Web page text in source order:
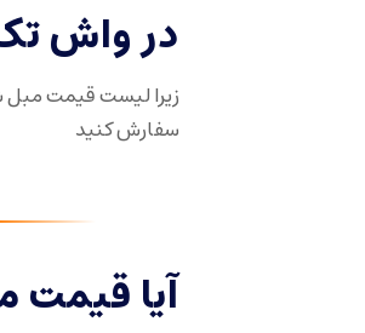
در واش
زیرا لیست قیمت
سفارش کنید
آیا قیمت